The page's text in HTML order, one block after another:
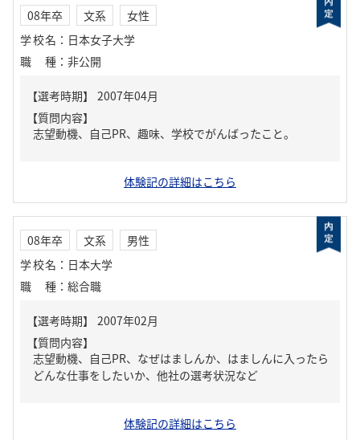
08年卒 文系
女性
学校名 ： 日本女子大学
職種 ： 非公開
【質問内容】
志望動機、自己PR、趣味、学校でがんばったこと。
体験記の詳細はこちら
08年卒 文系
男性
学校名 ： 日本大学
職種 ： 総合職
【質問内容】
志望動機、自己PR、なぜはましんか、はましんに入ったら
どんな仕事をしたいか、他社の選考状況など
体験記の詳細はこちら